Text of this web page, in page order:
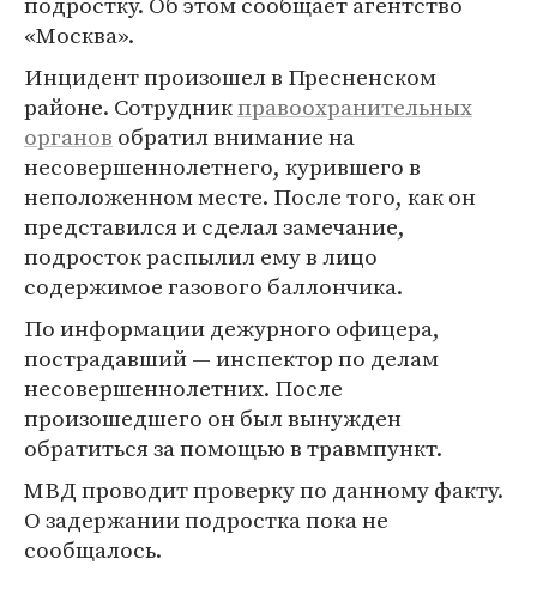
«Москва».
Инцидент произошел в Пресненском
районе. Сотрудникправоохранительных
органов обратил внимание на
несовершеннолетнего, курившего в
неположенном месте. После того, как он
представился и сделал замечание,
подросток распылил ему в лицо
содержимое газового баллончика.
По информации дежурного офицера,
пострадавший — инспектор по делам
несовершеннолетних. После
произошедшего он был вынужден
обратиться за помощью в травмпункт.
МВД проводит проверку по данному факту.
О задержании подростка пока не
сообщалось.